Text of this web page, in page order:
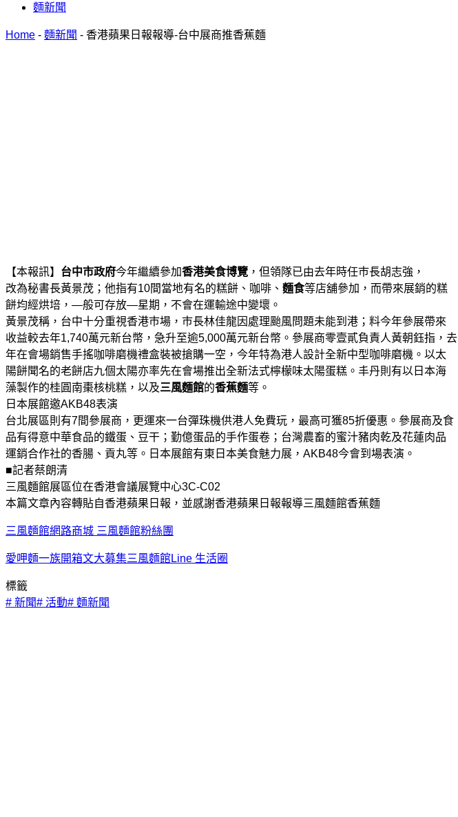
麵新聞
Home - 麵新聞 - 香港蘋果日報報導-台中展商推香蕉麵
【本報訊】 台中市政府今年繼續參加香港美食博覽 ，但領隊已由去年時任巿長胡志強，
改為秘書長黃景茂；他指有10間當地有名的糕餅、咖啡、 麵食等店舖參加，而帶來展銷的糕
餅均經烘培，—般可存放—星期，不會在運輸途中變壞。
黃景茂稱，台中十分重視香港巿場，巿長林佳龍因處理颱風問題未能到港；料今年參展帶來
收益較去年1,740萬元新台幣，急升至逾5,000萬元新台幣。參展商零壹貳負責人黃朝鈺指，去
年在會場銷售手搖咖啡磨機禮盒裝被搶購一空，今年特為港人設計全新中型咖啡磨機。以太
陽餅聞名的老餅店九個太陽亦率先在會場推出全新法式檸檬味太陽蛋糕。丰丹則有以日本海
藻製作的桂圓南棗核桃糕，以及三風麵館的香蕉麵等。
日本展館邀AKB48表演
台北展區則有7間參展商，更運來一台彈珠機供港人免費玩，最高可獲85折優惠。參展商及食
品有得意中華食品的鐵蛋、豆干；勤億蛋品的手作蛋卷；台灣農畜的蜜汁豬肉乾及花蓮肉品
運銷合作社的香腸、貢丸等。日本展館有東日本美食魅力展，AKB48今會到場表演。
■記者蔡朗清
三風麵館展區位在香港會議展覽中心3C-C02
本篇文章內容轉貼自香港蘋果日報，並感謝香港蘋果日報報導三風麵館香蕉麵
三風麵館網路商城 三風麵館粉絲團
愛呷麵一族開箱文大募集三風麵館Line 生活圈
標籤
# 新聞# 活動# 麵新聞